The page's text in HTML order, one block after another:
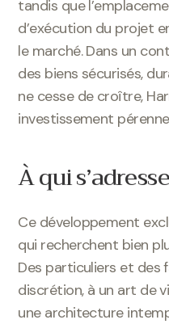
tandis que
d’exécution du projet
le marché. Dans un
des biens sécurisés,
ne cesse de croître,
investissement
À qui
Ce développement
qui recherchent bien
Des particuliers et des
discrétion, à un art de
une architecture